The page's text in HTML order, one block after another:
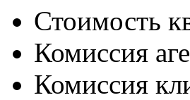
Стоимость
Комиссия
Комиссия